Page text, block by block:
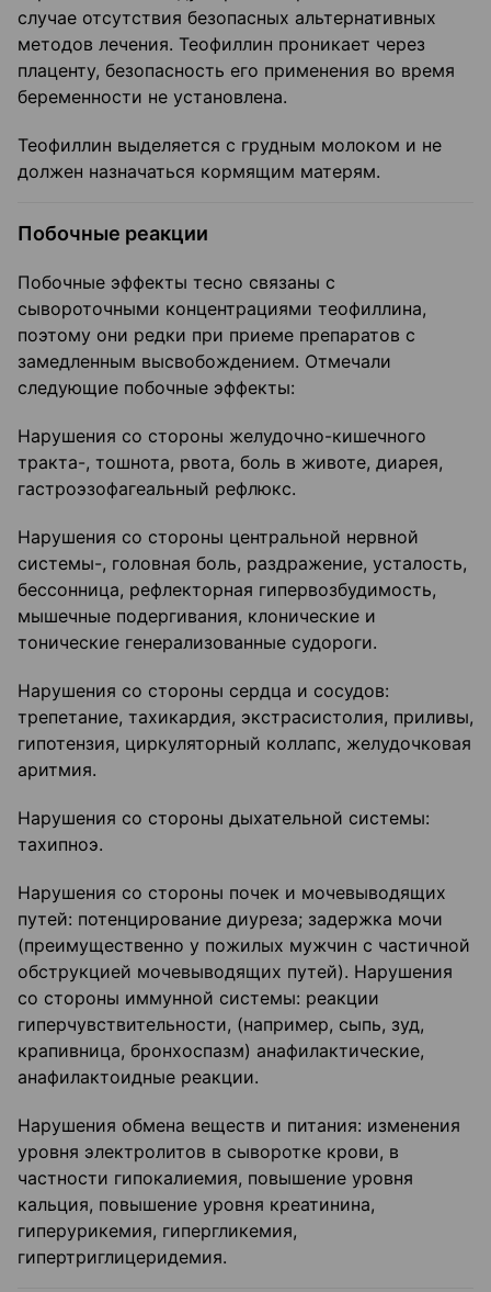
случае отсутствия безопасных альтернативных
методов лечения. Теофиллин проникает через
плаценту, безопасность его применения во время
беременности не установлена.
Теофиллин выделяется с грудным молоком и не
должен назначаться кормящим матерям.
Побочные реакции
Побочные эффекты тесно связаны с
сывороточными концентрациями теофиллина,
поэтому они редки при приеме препаратов с
замедленным высвобождением. Отмечали
следующие побочные эффекты:
Нарушения со стороны желудочно-кишечного
тракта-, тошнота, рвота, боль в животе, диарея,
гастроэзофагеальный рефлюкс.
Нарушения со стороны центральной нервной
системы-, головная боль, раздражение, усталость,
бессонница, рефлекторная гипервозбудимость,
мышечные подергивания, клонические и
тонические генерализованные судороги.
Нарушения со стороны сердца и сосудов:
трепетание, тахикардия, экстрасистолия, приливы,
гипотензия, циркуляторный коллапс, желудочковая
аритмия.
Нарушения со стороны дыхательной системы:
тахипноэ.
Нарушения со стороны почек и мочевыводящих
путей: потенцирование диуреза; задержка мочи
(преимущественно у пожилых мужчин с частичной
обструкцией мочевыводящих путей). Нарушения
со стороны иммунной системы: реакции
гиперчувствительности, (например, сыпь, зуд,
крапивница, бронхоспазм) анафилактические,
анафилактоидные реакции.
Нарушения обмена веществ и питания: изменения
уровня электролитов в сыворотке крови, в
частности гипокалиемия, повышение уровня
кальция, повышение уровня креатинина,
гиперурикемия, гипергликемия,
гипертриглицеридемия.